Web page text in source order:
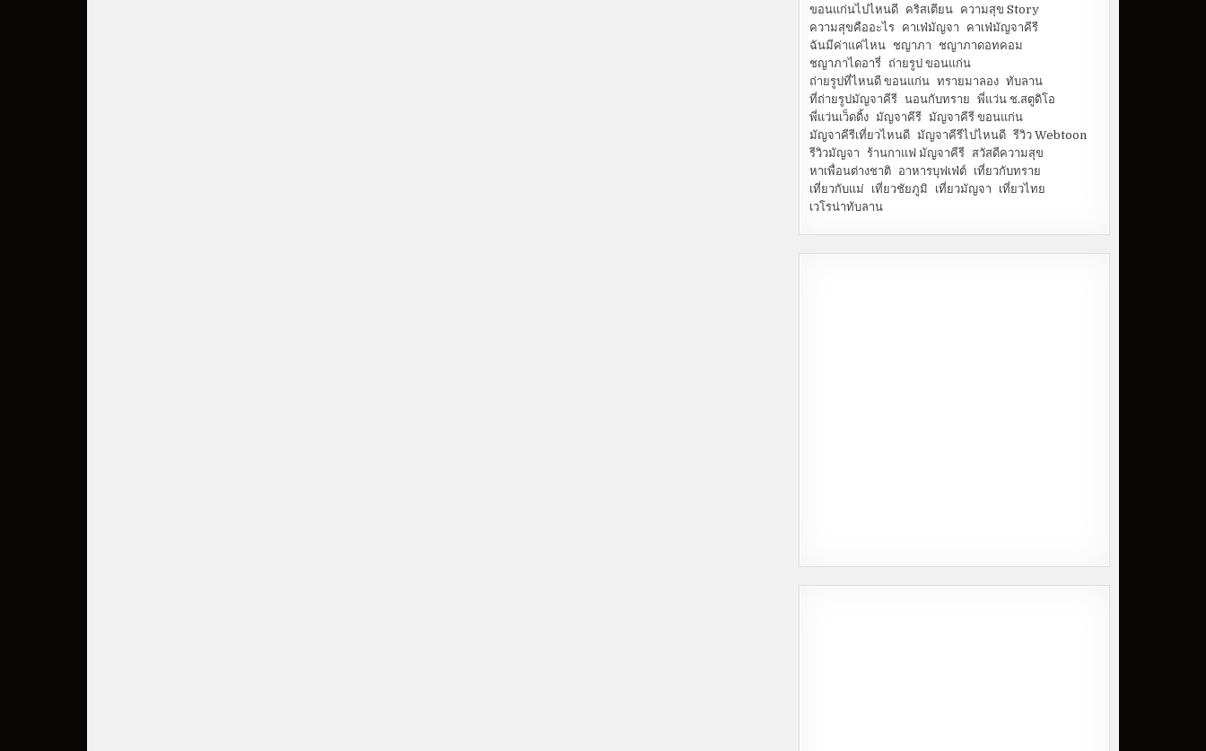
ขอนแก่นไปไหนดี
คริสเตียน
ความสุข Story
ความสุขคืออะไร
คาเฟ่มัญจา
คาเฟ่มัญจาคีรี
ฉันมีค่าแค่ไหน
ชญาภา
ชญาภาดอทคอม
ชญาภาไดอารี่
ถ่ายรูป ขอนแก่น
ถ่ายรูปที่ไหนดี ขอนแก่น ทรายมาลอง ทับลาน
ที่ถ่ายรูปมัญจาคีรี นอนกับทราย พี่แว่น ช.สตูดิโอ
พี่แว่นเว็ดดิ้ง มัญจาคีรี มัญจาคีรี ขอนแก่น
มัญจาคีรีเที่ยวไหนดี มัญจาคีรีไปไหนดี รีวิว Webtoon
รีวิวมัญจา ร้านกาแฟ มัญจาคีรี
สวัสดีความสุข
หาเพื่อนต่างชาติ
อาหารบุฟเฟ่ต์
เที่ยวกับทราย
เที่ยวกับแม่
เที่ยวชัยภูมิ เที่ยวมัญจา
เที่ยวไทย
เวโรน่าทับลาน